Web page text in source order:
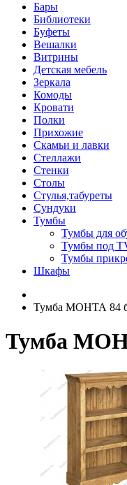
Бары
Библиотеки
Буфеты
Вешалки
Витрины
Детская мебель
Зеркала
Комоды
Кровати
Полки
Прихожие
Скамьи и лавки
Стеллажи
Стенки
Столы
Стулья,табуреты
Сундуки
Тумбы
Тумбы для
Тумбы под
Тумбы
Шкафы
Тумба МОНТА 84
Тумба